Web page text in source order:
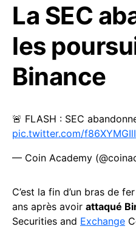
La SEC
les
Binance
🚨 FLASH : SEC
pic.twitter.com/f86XYMGIlI
— Coin Academy
C’est la fin d’un bras de
ans après avoir attaqué
Securities and Exchange